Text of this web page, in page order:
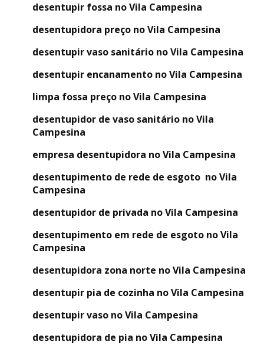
desentupir fossa no Vila Campesina
desentupidora preço no Vila Campesina
desentupir vaso sanitário no Vila Campesina
desentupir encanamento no Vila Campesina
limpa fossa preço no Vila Campesina
desentupidor de vaso sanitário no Vila
Campesina
empresa desentupidora no Vila Campesina
desentupimento de rede de esgoto no Vila
Campesina
desentupidor de privada no Vila Campesina
desentupimento em rede de esgoto no Vila
Campesina
desentupidora zona norte no Vila Campesina
desentupir pia de cozinha no Vila Campesina
desentupir vaso no Vila Campesina
desentupidora de pia no Vila Campesina